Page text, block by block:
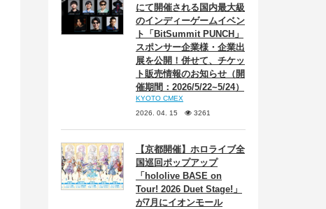
にて開催される国内最大級
のインディーゲームイベン
ト「BitSummit PUNCH」
スポンサー企業様・企業出
展を公開！併せて、チケッ
ト販売情報のお知らせ（開
催期間：2026/5/22~5/24）
KYOTO CMEX
2026. 04. 15
3261
【京都開催】ホロライブ全
国巡回ポップアップ
「hololive BASE on
Tour! 2026 Duet Stage!」
が7月にイオンモール